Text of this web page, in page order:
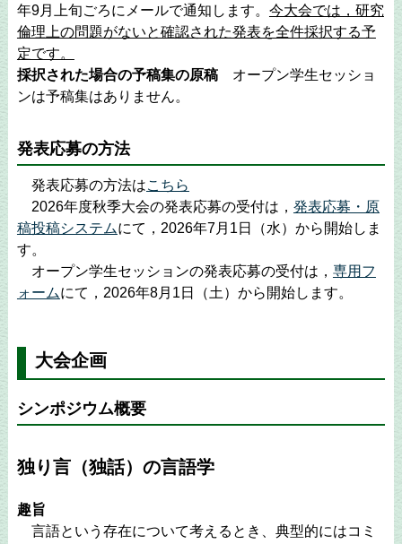
年9月上旬ごろにメールで通知します。 今大会では，研究
倫理上の問題がないと確認された発表を全件採択する予
定です。
採択された場合の予稿集の原稿オープン学生セッショ
ンは予稿集はありません。
発表応募の方法
発表応募の方法はこちら
2026年度秋季大会の発表応募の受付は， 発表応募・原
稿投稿システムにて，2026年7月1日（水）から開始しま
す。
オープン学生セッションの発表応募の受付は， 専用フ
ォームにて，2026年8月1日（土）から開始します。
大会企画
シンポジウム概要
独り言（独話）の言語学
趣旨
言語という存在について考えるとき、典型的にはコミ